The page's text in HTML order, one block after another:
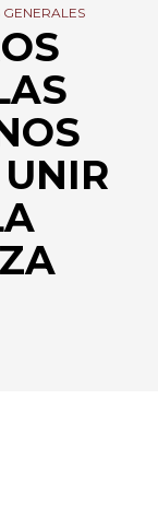
GENERALES